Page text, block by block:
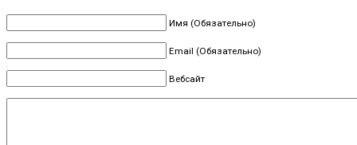
Имя (Обязательно)
Email (Обязательно)
Вебсайт